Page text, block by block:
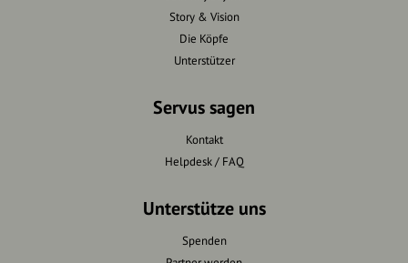
Story & Vision
Die Köpfe
Unterstützer
Servus sagen
Kontakt
Helpdesk / FAQ
Unterstütze uns
Spenden